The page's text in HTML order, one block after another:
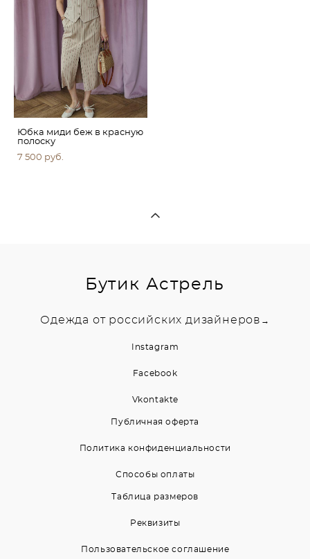
Юбка миди беж в красную
полоску
7 500 pуб.
Бутик Астрель
Одежда от российских дизайнеров →
Instagram
Facebook
Vkontakte
Публичная оферта
Политика конфиденциальности
Способы оплаты
Таблица размеров
Реквизиты
Пользовательское соглашение